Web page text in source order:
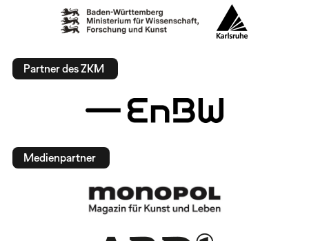
Partner des ZKM
Medienpartner